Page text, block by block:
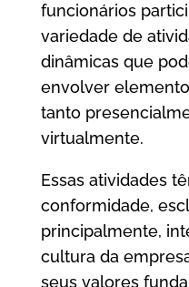
funcionários
variedade de
dinâmicas que
envolver
tanto
virtualmente.
Essas atividades
conformidade,
principalmente,
cultura da
seus valores